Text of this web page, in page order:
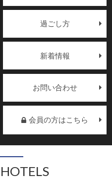
過ごし方
新着情報
お問い合わせ
会員の方はこちら